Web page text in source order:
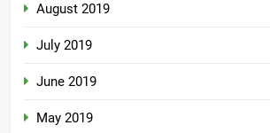
August 2019
July 2019
June 2019
May 2019